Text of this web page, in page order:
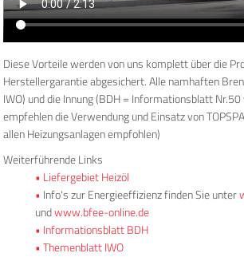
Diese Vorteile werden von uns komplett über die
Herstellergarantie abgesichert. Alle namhaften
IWO) und die Innung (BDH = Informationsblatt
empfehlen die Verwendung und Einsatz von
allen Heizungsanlagen empfohlen)
Weiterführende Links
Liefergebiet Heizöl
Info's zur Energieeffizienz finden Sie unter
undwww.bfee-online.de
Informationsblatt BDH
Themenblatt IWO